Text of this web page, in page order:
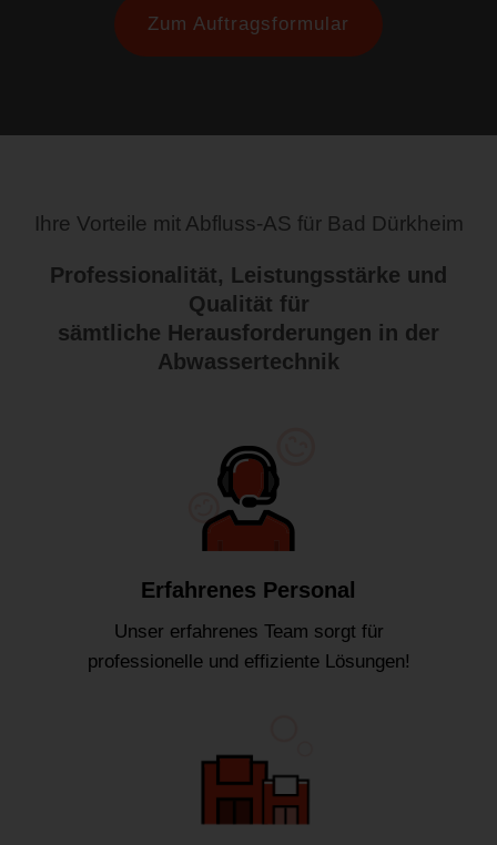
Zum Auftragsformular
Ihre Vorteile mit Abfluss-AS für Bad Dürkheim
Professionalität, Leistungsstärke und
Qualität für
sämtliche Herausforderungen in der
Abwassertechnik
Erfahrenes Personal
Unser erfahrenes Team sorgt für
professionelle und effiziente Lösungen!